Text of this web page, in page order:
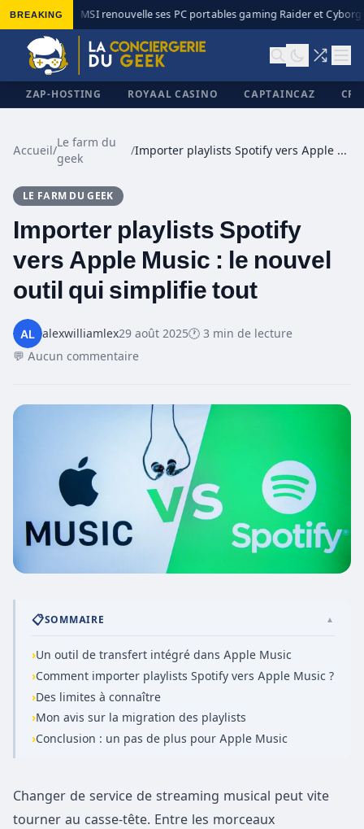
BREAKING MSI renouvelle ses PC portables gaming Raider et Cyborg
ZAP-HOSTING ROYAAL CASINO CAPTAINCAZ
Accueil/
Le farm du
geek
/ Importer playlists Spotify vers Apple Music : le nouvel outil qui simplifie tout
LE FARM DU GEEK
Importer playlists Spotify
vers Apple Music : le nouvel
outil qui simplifie tout
alexwilliamlex29 août 2025🕐 3 min de lecture
💬 Aucun commentaire
📋SOMMAIRE ▲
›Un outil de transfert intégré dans Apple Music
›Comment importer playlists Spotify vers Apple Music ?
›Des limites à connaître
›Mon avis sur la migration des playlists
›Conclusion : un pas de plus pour Apple Music
Changer de service de streaming musical peut vite
tourner au casse-tête. Entre les morceaux